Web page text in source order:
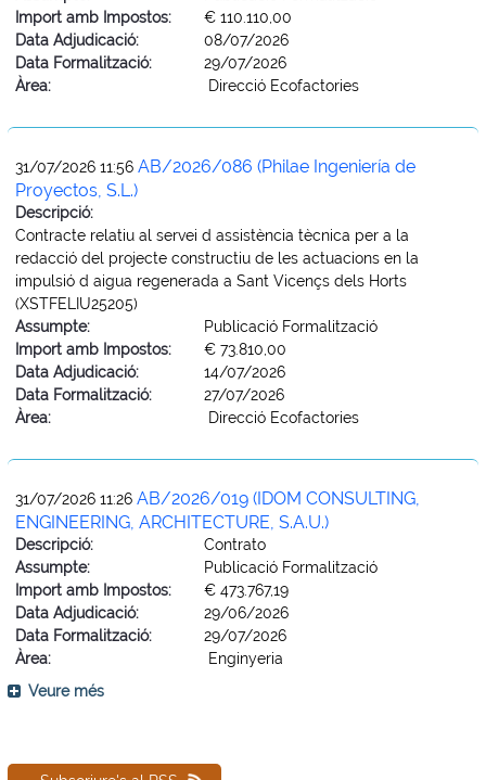
Import amb Impostos:
€ 110.110,00
Data Adjudicació:
08/07/2026
Data Formalització:
29/07/2026
Àrea:
Direcció Ecofactories
31/07/2026 11:56 AB/2026/086 (Philae Ingeniería de
Proyectos, S.L.)
Descripció:
Contracte relatiu al servei d assistència tècnica per a la
redacció del projecte constructiu de les actuacions en la
impulsió d aigua regenerada a Sant Vicençs dels Horts
(XSTFELIU25205)
Assumpte:
Publicació Formalització
Import amb Impostos:
€ 73.810,00
Data Adjudicació:
14/07/2026
Data Formalització:
27/07/2026
Àrea:
Direcció Ecofactories
31/07/2026 11:26 AB/2026/019 (IDOM CONSULTING,
ENGINEERING, ARCHITECTURE, S.A.U.)
Descripció:
Contrato
Assumpte:
Publicació Formalització
Import amb Impostos:
€ 473.767,19
Data Adjudicació:
29/06/2026
Data Formalització:
29/07/2026
Àrea:
Enginyeria
Veure més